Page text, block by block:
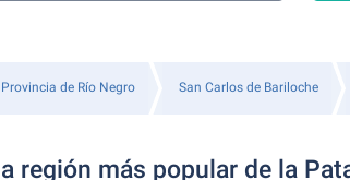
Provincia de Río Negro San Carlos de Bariloche
región más popular de la